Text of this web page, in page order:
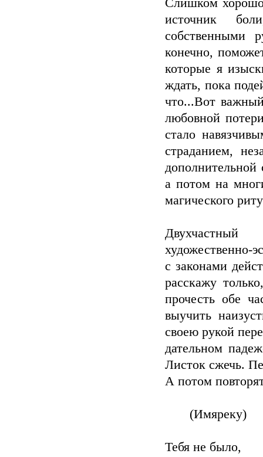
Слишком
источник
собственными
конечно,
которые я
ждать, пока
что...Вот
любовной
стало
страданием,
а потом на
магического
художественно-
с законами
расскажу
прочесть обе
выучить
своею рукой
дательном
Листок сжечь.
А потом
(Имяреку)
Тебя не было,